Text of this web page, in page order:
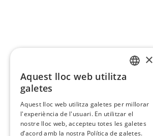
×
Aquest lloc web utilitza
galetes
Aquest lloc web utilitza galetes per millorar
l'experiència de l'usuari. En utilitzar el
nostre lloc web, accepteu totes les galetes
d’acord amb la nostra Política de galetes.